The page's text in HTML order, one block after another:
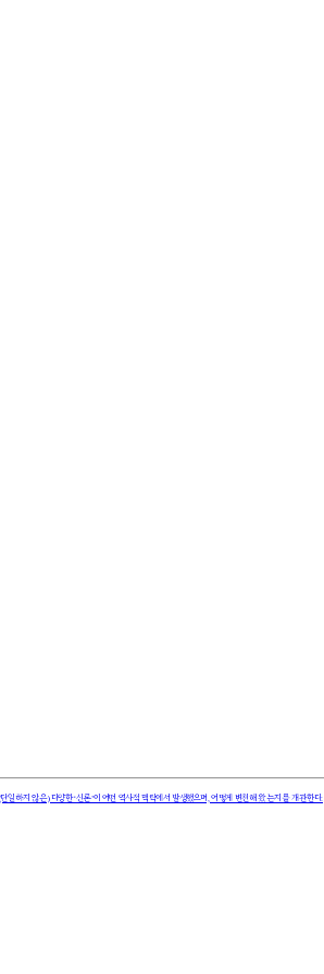
하지 않은) 다양한 ‘신론’이 어떤 역사적 맥락에서 발생했으며, 어떻게 변천해 왔는지를 개관한다.